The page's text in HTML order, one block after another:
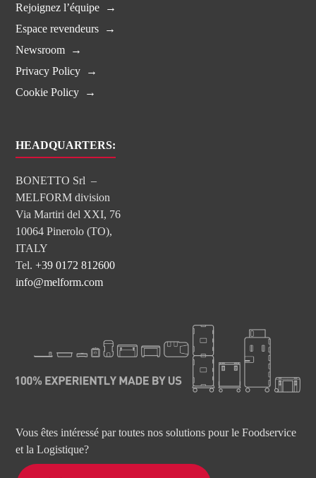
Rejoignez l’équipe
Espace revendeurs
Newsroom
Privacy Policy
Cookie Policy
HEADQUARTERS:
BONETTO Srl –
MELFORM division
Via Martiri del XXI, 76
10064 Pinerolo (TO),
ITALY
Tel.+39 0172 812600
info@melform.com
Vous êtes intéressé par toutes nos solutions pour le Foodservice
et la Logistique?